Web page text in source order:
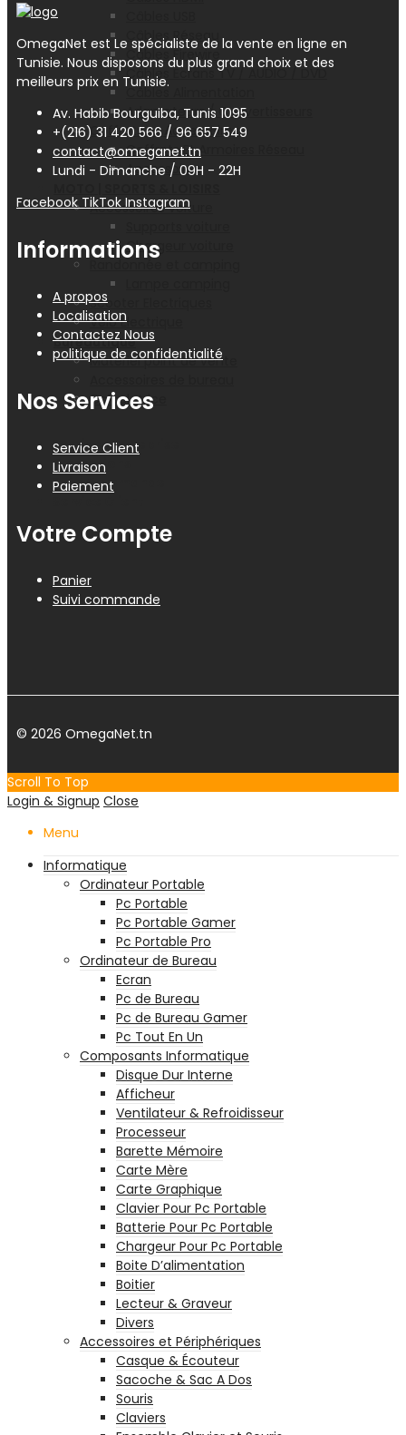
Câbles Réseau
Câbles Firewire
Câbles Ecrans TV / AUDIO / DVD
Adaptateurs / Convertisseurs
Coffrets et Accessoires
Coffrets Et Armoires Réseau
Accessoires
Accessoires voiture
Chargeur voiture
Scooter Electriques
Vélo Électrique
Bureautique
Matériel point de vente
Calculatrice
Services Entreprise
Promotions
Suivi Commande
OmegaNet est Le spécialiste de la vente en ligne en
Tunisie. Nous disposons du plus grand choix et des
meilleurs prix en Tunisie.
Av. Habib Bourguiba, Tunis 1095
+(216) 31 420 566 / 96 657 549
contact@omeganet.tn
Lundi - Dimanche / 09H - 22H
Facebook TikTok Instagram
Informations
A propos
Localisation
Contactez Nous
politique de confidentialité
Nos Services
Service Client
Livraison
Paiement
Votre Compte
Panier
Suivi commande
© 2026 OmegaNet.tn
Scroll To Top
Login & Signup Close
Menu
Informatique
Ordinateur Portable
Pc Portable
Pc Portable Gamer
Pc Portable Pro
Ordinateur de Bureau
Ecran
Pc de Bureau
Pc de Bureau Gamer
Pc Tout En Un
Composants Informatique
Disque Dur Interne
Afficheur
Ventilateur & Refroidisseur
Processeur
Barette Mémoire
Carte Mère
Carte Graphique
Clavier Pour Pc Portable
Batterie Pour Pc Portable
Chargeur Pour Pc Portable
Boite D’alimentation
Boitier
Lecteur & Graveur
Divers
Accessoires et Périphériques
Casque & Écouteur
Sacoche & Sac A Dos
Souris
Claviers